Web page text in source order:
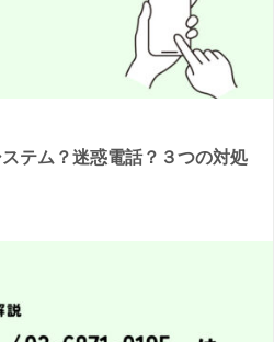
テム？迷惑電話？３つの対処